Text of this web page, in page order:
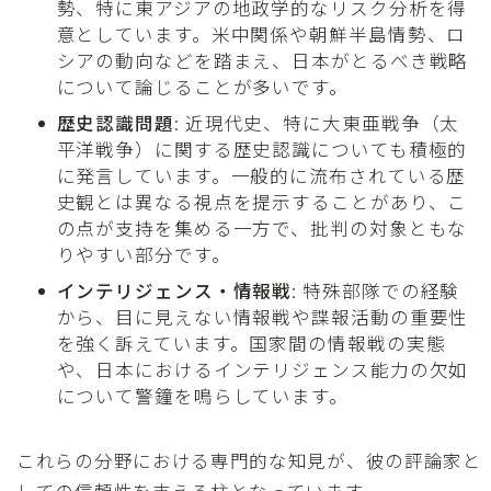
勢、特に東アジアの地政学的なリスク分析を得
意としています。米中関係や朝鮮半島情勢、ロ
シアの動向などを踏まえ、日本がとるべき戦略
について論じることが多いです。
歴史認識問題: 近現代史、特に大東亜戦争（太
平洋戦争）に関する歴史認識についても積極的
に発言しています。一般的に流布されている歴
史観とは異なる視点を提示することがあり、こ
の点が支持を集める一方で、批判の対象ともな
りやすい部分です。
インテリジェンス・情報戦: 特殊部隊での経験
から、目に見えない情報戦や諜報活動の重要性
を強く訴えています。国家間の情報戦の実態
や、日本におけるインテリジェンス能力の欠如
について警鐘を鳴らしています。
これらの分野における専門的な知見が、彼の評論家と